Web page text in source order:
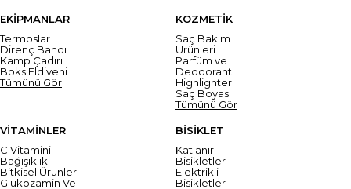
EKİPMANLAR
Termoslar
Direnç Bandı
Kamp Çadırı
Boks Eldiveni
Tümünü Gör
KOZMETİK
Saç Bakım
Ürünleri
Parfüm ve
Deodorant
Highlighter
Saç Boyası
Tümünü Gör
VİTAMİNLER
C Vitamini
Bağışıklık
Bitkisel Ürünler
Glukozamin Ve
BİSİKLET
Katlanır
Bisikletler
Elektrikli
Bisikletler